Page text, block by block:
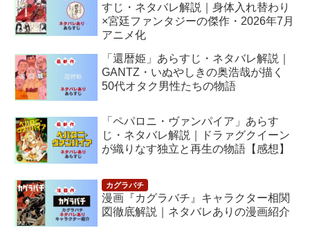
すじ・ネタバレ解説｜身体入れ替わり
×宮廷ファンタジーの傑作・2026年7月
アニメ化
「還暦姫」あらすじ・ネタバレ解説｜
GANTZ・いぬやしきの奥浩哉が描く
50代オタク男性たちの物語
「ペパロニ・ヴァンパイア」あらす
じ・ネタバレ解説｜ドラァグクイーン
が織りなす独立と再生の物語【感想】
漫画『カグラバチ』キャラクター相関
図徹底解説｜ネタバレありの漫画紹介